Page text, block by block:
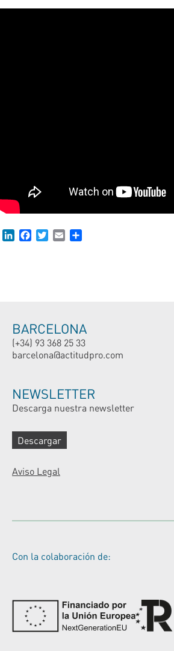
LinkedInFacebookTwitterEmail
BARCELONA
(+34) 93 368 25 33
barcelona@actitudpro.com
NEWSLETTER
Descarga nuestra newsletter
Descargar
Aviso Legal
Con la colaboración de: